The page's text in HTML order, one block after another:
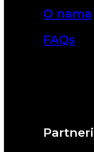
Partneri
O nama
FAQs